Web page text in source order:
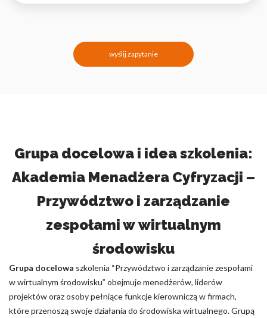
wyślij zapytanie
Grupa docelowa i idea szkolenia:
Akademia Menadżera Cyfryzacji –
Przywództwo i zarządzanie
zespołami w wirtualnym
środowisku
Grupa docelowa szkolenia “Przywództwo i zarządzanie zespołami
w wirtualnym środowisku” obejmuje menedżerów, liderów
projektów oraz osoby pełniące funkcje kierowniczą w firmach,
które przenoszą swoje działania do środowiska wirtualnego. Grupą